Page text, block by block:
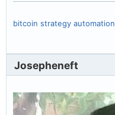
bitcoin strategy automation
Josepheneft